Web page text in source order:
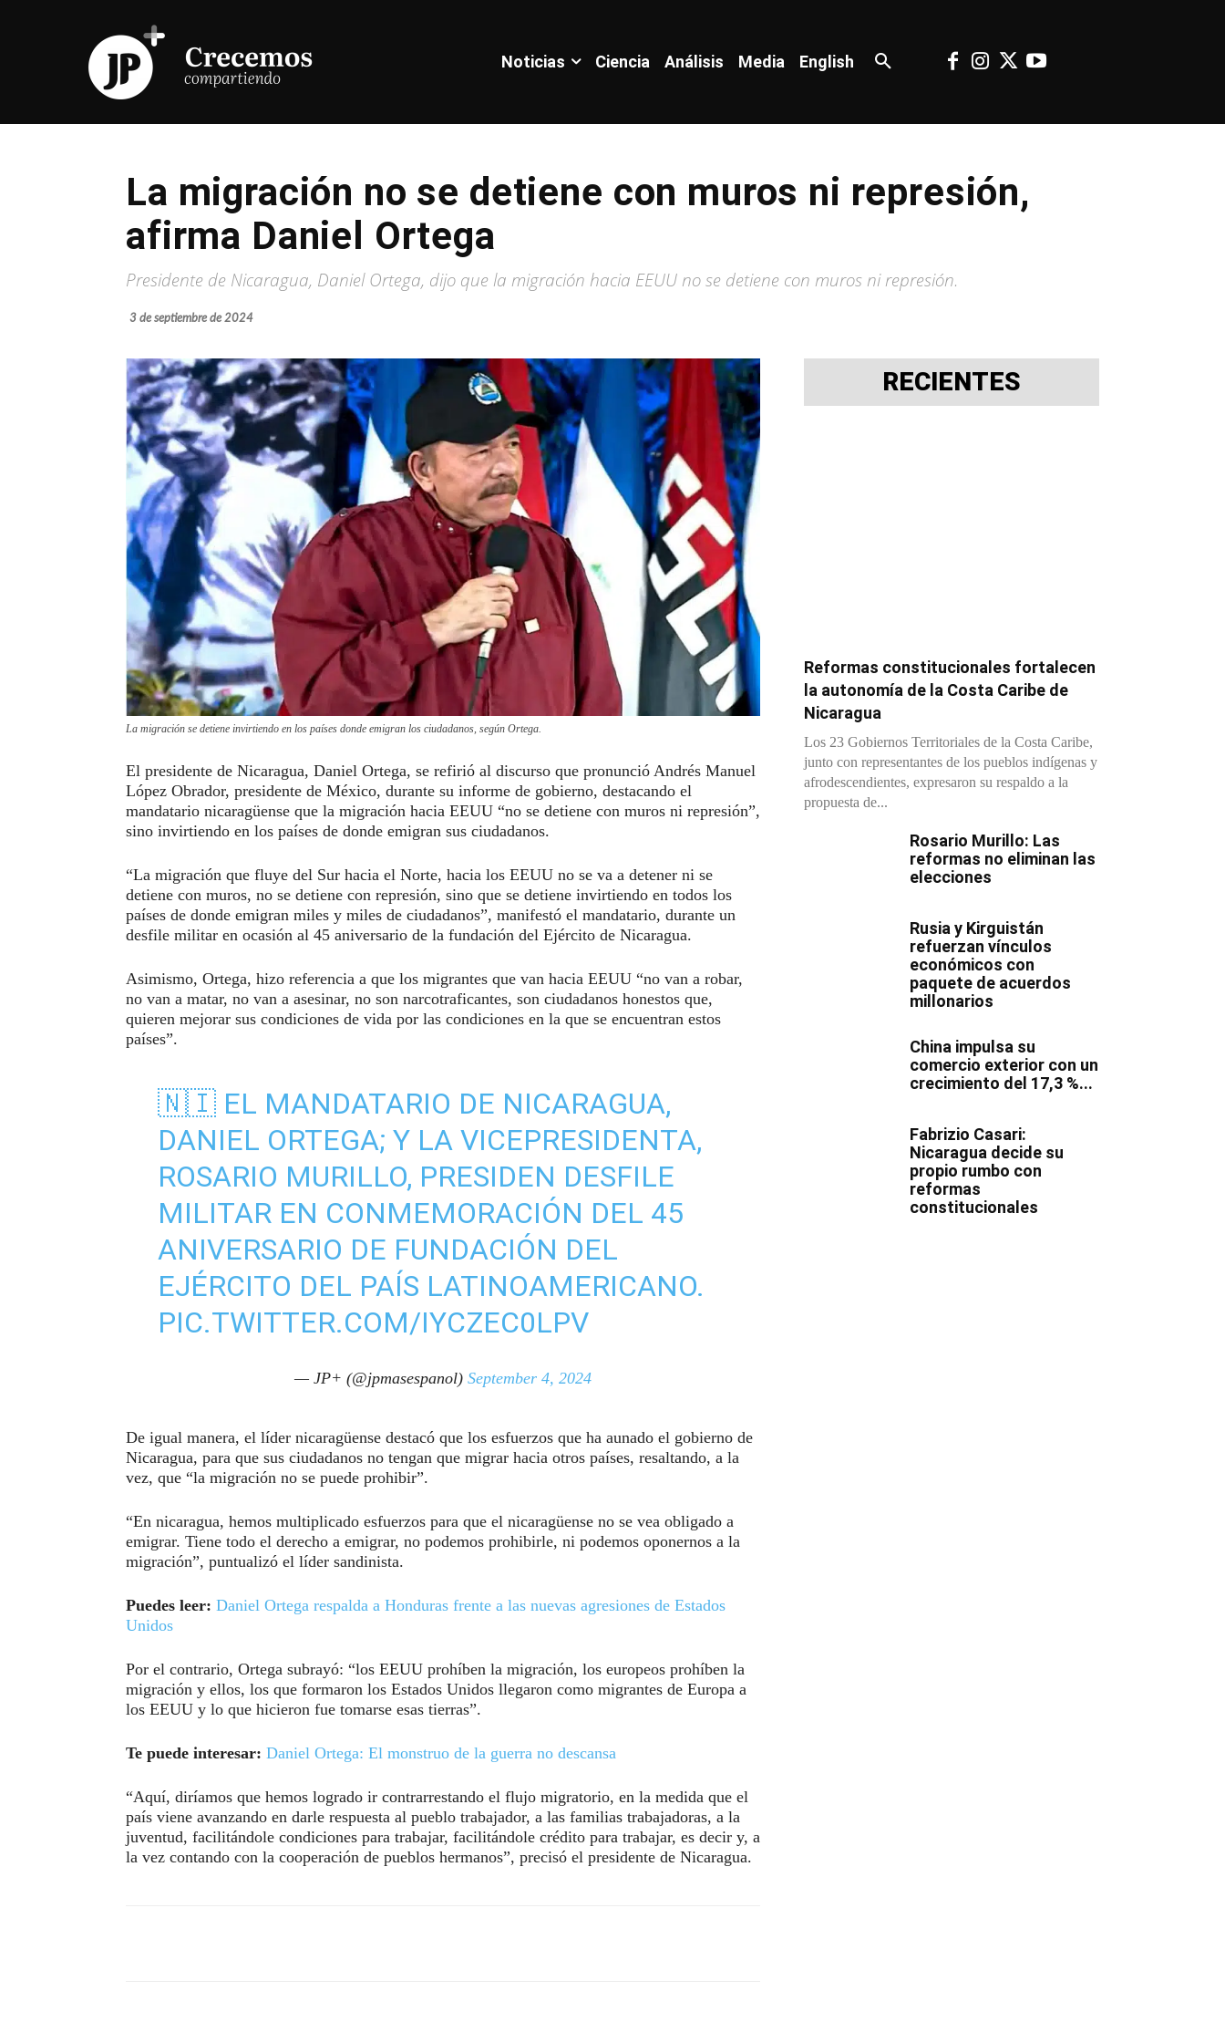
Noticias Ciencia Análisis Media English
La migración no se detiene con muros ni represión,
afirma Daniel Ortega
Presidente de Nicaragua, Daniel Ortega, dijo que la migración hacia EEUU no se detiene con muros ni represión.
3 de septiembre de 2024
La migración se detiene invirtiendo en los países donde emigran los ciudadanos, según Ortega.
El presidente de Nicaragua, Daniel Ortega, se refirió al discurso que pronunció Andrés Manuel
López Obrador, presidente de México, durante su informe de gobierno, destacando el
mandatario nicaragüense que la migración hacia EEUU “no se detiene con muros ni represión”,
sino invirtiendo en los países de donde emigran sus ciudadanos.
“La migración que fluye del Sur hacia el Norte, hacia los EEUU no se va a detener ni se
detiene con muros, no se detiene con represión, sino que se detiene invirtiendo en todos los
países de donde emigran miles y miles de ciudadanos”, manifestó el mandatario, durante un
desfile militar en ocasión al 45 aniversario de la fundación del Ejército de Nicaragua.
Asimismo, Ortega, hizo referencia a que los migrantes que van hacia EEUU “no van a robar,
no van a matar, no van a asesinar, no son narcotraficantes, son ciudadanos honestos que,
quieren mejorar sus condiciones de vida por las condiciones en la que se encuentran estos
países”.
🇳🇮 EL MANDATARIO DE NICARAGUA,
DANIEL ORTEGA; Y LA VICEPRESIDENTA,
ROSARIO MURILLO, PRESIDEN DESFILE
MILITAR EN CONMEMORACIÓN DEL 45
ANIVERSARIO DE FUNDACIÓN DEL
EJÉRCITO DEL PAÍS LATINOAMERICANO.
PIC.TWITTER.COM/IYCZEC0LPV
— JP+ (@jpmasespanol) September 4, 2024
De igual manera, el líder nicaragüense destacó que los esfuerzos que ha aunado el gobierno de
Nicaragua, para que sus ciudadanos no tengan que migrar hacia otros países, resaltando, a la
vez, que “la migración no se puede prohibir”.
“En nicaragua, hemos multiplicado esfuerzos para que el nicaragüense no se vea obligado a
emigrar. Tiene todo el derecho a emigrar, no podemos prohibirle, ni podemos oponernos a la
migración”, puntualizó el líder sandinista.
Puedes leer: Daniel Ortega respalda a Honduras frente a las nuevas agresiones de Estados
Unidos
Por el contrario, Ortega subrayó: “los EEUU prohíben la migración, los europeos prohíben la
migración y ellos, los que formaron los Estados Unidos llegaron como migrantes de Europa a
los EEUU y lo que hicieron fue tomarse esas tierras”.
Te puede interesar: Daniel Ortega: El monstruo de la guerra no descansa
“Aquí, diríamos que hemos logrado ir contrarrestando el flujo migratorio, en la medida que el
país viene avanzando en darle respuesta al pueblo trabajador, a las familias trabajadoras, a la
juventud, facilitándole condiciones para trabajar, facilitándole crédito para trabajar, es decir y, a
la vez contando con la cooperación de pueblos hermanos”, precisó el presidente de Nicaragua.
RECIENTES
Reformas constitucionales fortalecen
la autonomía de la Costa Caribe de
Nicaragua
Los 23 Gobiernos Territoriales de la Costa Caribe,
junto con representantes de los pueblos indígenas y
afrodescendientes, expresaron su respaldo a la
propuesta de...
Rosario Murillo: Las
reformas no eliminan las
elecciones
Rusia y Kirguistán
refuerzan vínculos
económicos con
paquete de acuerdos
millonarios
China impulsa su
comercio exterior con un
crecimiento del 17,3 %...
Fabrizio Casari:
Nicaragua decide su
propio rumbo con
reformas
constitucionales